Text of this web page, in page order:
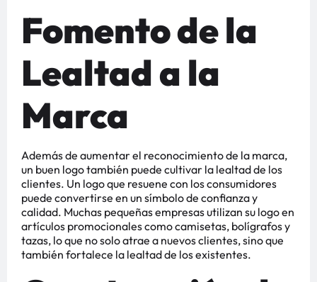
Fomento de la
Lealtad a la
Marca
Además de aumentar el reconocimiento de la marca,
un buen logo también puede cultivar la lealtad de los
clientes. Un logo que resuene con los consumidores
puede convertirse en un símbolo de confianza y
calidad. Muchas pequeñas empresas utilizan su logo en
artículos promocionales como camisetas, bolígrafos y
tazas, lo que no solo atrae a nuevos clientes, sino que
también fortalece la lealtad de los existentes​​.